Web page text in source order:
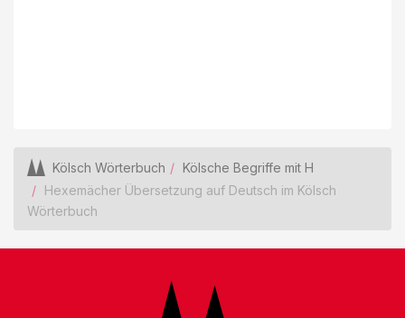
Kölsch Wörterbuch
Kölsche Begriffe mit H
Hexemächer Übersetzung auf Deutsch im Kölsch
Wörterbuch